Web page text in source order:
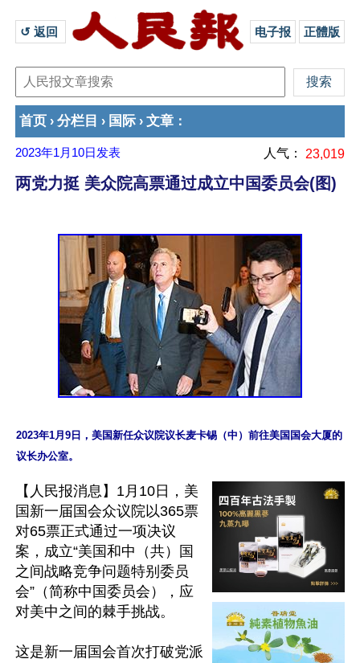
↺ 返回 电子报 正體版
首页 › 分栏目 › 国际 › 文章 ：
2023年1月10日 发表 人气： 23,019
两党力挺 美众院高票通过成立中国委员会(图)
2023年1月9日，美国新任众议院议长麦卡锡（中）前往美国国会大厦的
【人民报消息】1月10日，美
国新一届国会众议院以365票
对65票正式通过一项决议
案，成立“美国和中（共）国
之间战略竞争问题特别委员
会”（简称中国委员会），应
对美中之间的棘手挑战。
这是新一届国会首次打破党派